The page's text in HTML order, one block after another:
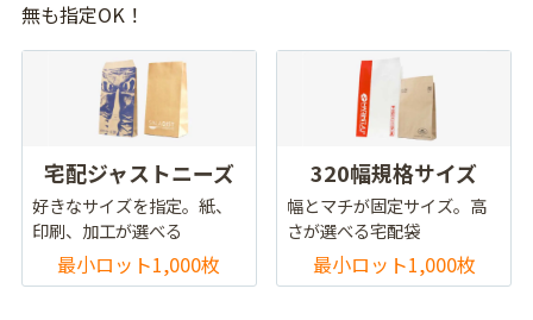
無も指定OK！
宅配ジャストニーズ
好きなサイズを指定。紙、
印刷、加工が選べる
最小ロット1,000枚
320幅規格サイズ
幅とマチが固定サイズ。高
さが選べる宅配袋
最小ロット1,000枚